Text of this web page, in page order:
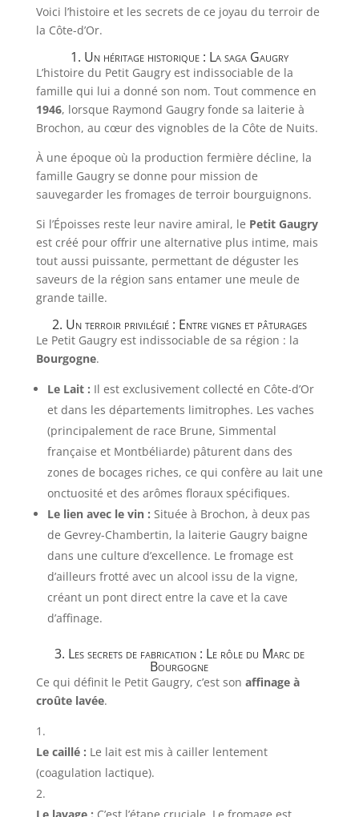
Voici l’histoire et les secrets de ce joyau du terroir de
la Côte-d’Or.
1. Un héritage historique : La saga Gaugry
L’histoire du Petit Gaugry est indissociable de la
famille qui lui a donné son nom. Tout commence en
1946, lorsque Raymond Gaugry fonde sa laiterie à
Brochon, au cœur des vignobles de la Côte de Nuits.
À une époque où la production fermière décline, la
famille Gaugry se donne pour mission de
sauvegarder les fromages de terroir bourguignons.
Si l’Époisses reste leur navire amiral, le Petit Gaugry
est créé pour offrir une alternative plus intime, mais
tout aussi puissante, permettant de déguster les
saveurs de la région sans entamer une meule de
grande taille.
2. Un terroir privilégié : Entre vignes et pâturages
Le Petit Gaugry est indissociable de sa région : la
Bourgogne.
Le Lait : Il est exclusivement collecté en Côte-d’Or
et dans les départements limitrophes. Les vaches
(principalement de race Brune, Simmental
française et Montbéliarde) pâturent dans des
zones de bocages riches, ce qui confère au lait une
onctuosité et des arômes floraux spécifiques.
Le lien avec le vin : Située à Brochon, à deux pas
de Gevrey-Chambertin, la laiterie Gaugry baigne
dans une culture d’excellence. Le fromage est
d’ailleurs frotté avec un alcool issu de la vigne,
créant un pont direct entre la cave et la cave
d’affinage.
3. Les secrets de fabrication : Le rôle du Marc de
Bourgogne
Ce qui définit le Petit Gaugry, c’est son affinage à
croûte lavée.
Le caillé : Le lait est mis à cailler lentement
(coagulation lactique).